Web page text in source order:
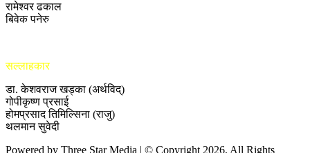
रामेश्वर ढकाल
बिवेक पनेरु
सल्लाहकार
डा. केशवराज खड्का (अर्थविद्)
गोपीकृष्ण प्रसाई
होमप्रसाद तिमिल्सिना (राजु)
थलमान सुवेदी
Powered by Three Star Media | © Copyright 2026, All Rights